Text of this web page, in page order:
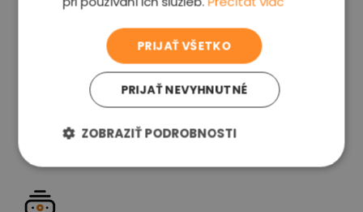
voľba
Garancia spokojnosti
Pokiaľ nebudete s našou prácou spokojní,
PRIJAŤ VŠETKO
PRIJAŤ NEVYHNUTNÉ
ZOBRAZIŤ PODROBNOSTI